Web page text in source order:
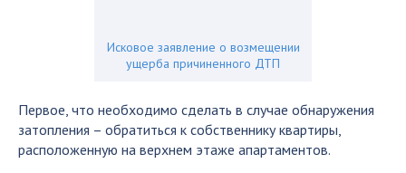
Исковое заявление о возмещении
ущерба причиненного ДТП
Первое, что необходимо сделать в случае обнаружения
затопления – обратиться к собственнику квартиры,
расположенную на верхнем этаже апартаментов.